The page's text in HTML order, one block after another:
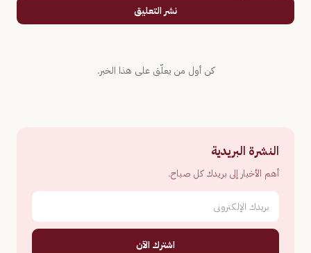
نشر التعليق
كن أول من يعلّق على هذا الخبر.
النشرة البريدية
أهم الأخبار إلى بريدك كل صباح.
اشترك الآن